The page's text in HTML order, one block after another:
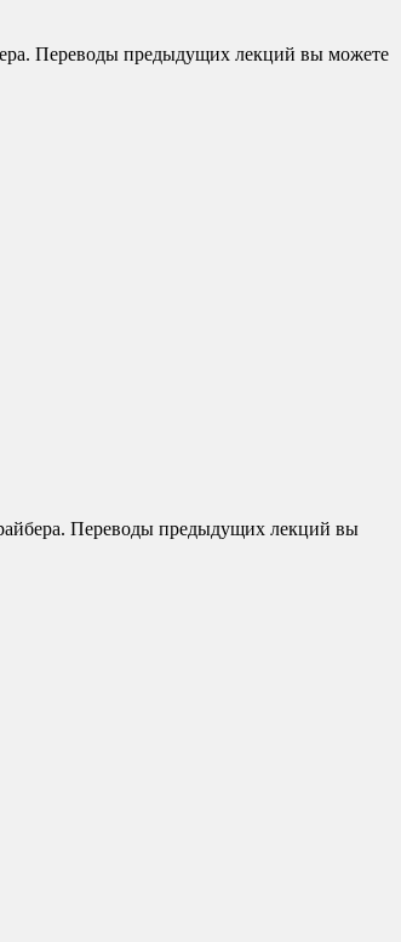
Переводы предыдущих лекций вы можете
Переводы предыдущих лекций вы